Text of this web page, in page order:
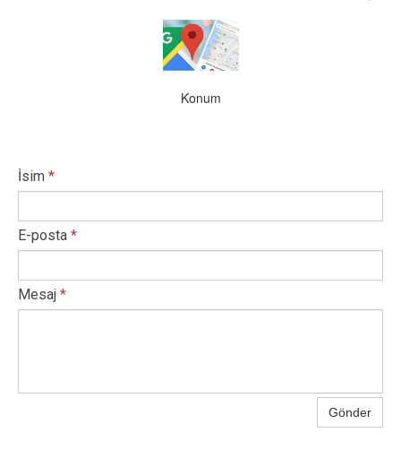
Konum
İsim *
E-posta *
Mesaj *
Gönder